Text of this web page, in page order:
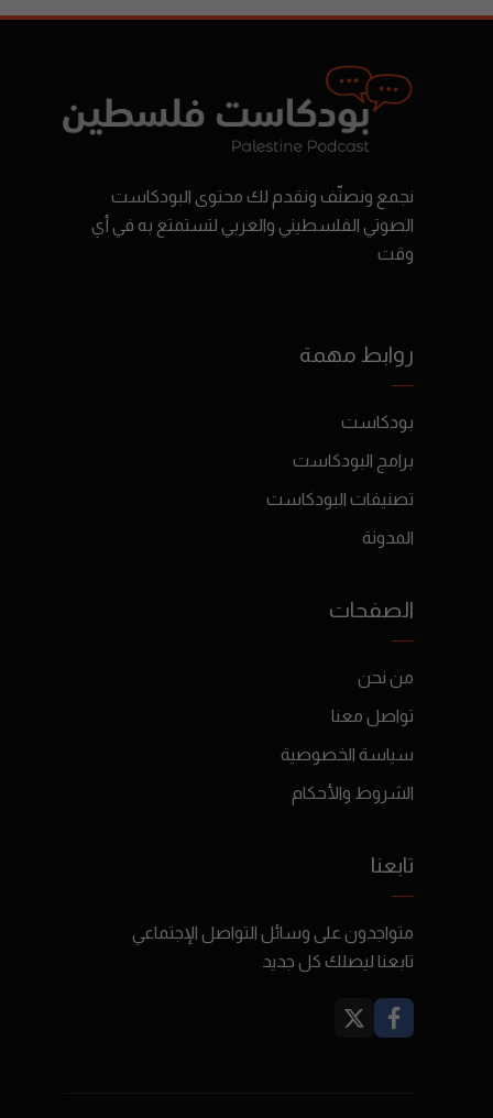
نجمع ونصنّف ونقدم لك محتوى البودكاست
الصوتي الفلسطيني والعربي لتستمتع به في أي
وقت
روابط مهمة
بودكاست
برامج البودكاست
تصنيفات البودكاست
المدونة
الصفحات
من نحن
تواصل معنا
سياسة الخصوصية
الشروط والأحكام
تابعنا
متواجدون على وسائل التواصل الإجتماعي
تابعنا ليصلك كل جديد